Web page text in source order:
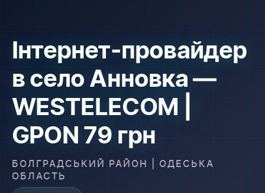
Інтернет-провайдер
в село Анновка —
WESTELECOM |
GPON 79 грн
БОЛГРАДСЬКИЙ РАЙОН | ОДЕСЬКА
ОБЛАСТЬ